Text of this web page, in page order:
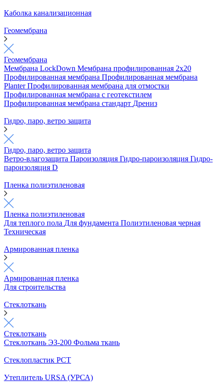
Каболка канализационная
Геомембрана
Геомембрана
Мембрана LockDown Мембрана профилированная 2х20
Профилированная мембрана Профилированная мембрана
PlanterПрофилированная мембрана для отмостки
Профилированная мембрана с геотекстилем
Профилированная мембрана стандарт Дрениз
Гидро, паро, ветро защита
Гидро, паро, ветро защита
Ветро-влагозащита Пароизоляция Гидро-пароизоляция Гидро-
пароизоляция D
Пленка полиэтиленовая
Пленка полиэтиленовая
Для теплого пола Для фундамента Полиэтиленовая черная
Техническая
Армированная пленка
Армированная пленка
Для строительства
Стеклоткань
Стеклоткань
Стеклоткань ЭЗ-200 Фольма ткань
Стеклопластик РСТ
Утеплитель URSA (УРСА)